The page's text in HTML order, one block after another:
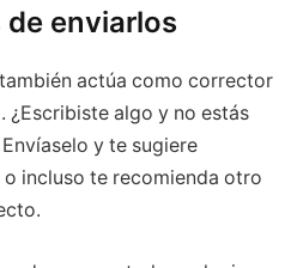
de enviarlos
actúa como corrector
algo y no estás
y te sugiere
incluso te recomienda otro